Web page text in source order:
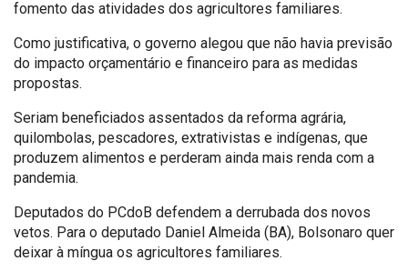
fomento das atividades dos agricultores familiares.
Como justificativa, o governo alegou que não havia previsão
do impacto orçamentário e financeiro para as medidas
propostas.
Seriam beneficiados assentados da reforma agrária,
quilombolas, pescadores, extrativistas e indígenas, que
produzem alimentos e perderam ainda mais renda com a
pandemia.
Deputados do PCdoB defendem a derrubada dos novos
vetos. Para o deputado Daniel Almeida (BA), Bolsonaro quer
deixar à míngua os agricultores familiares.